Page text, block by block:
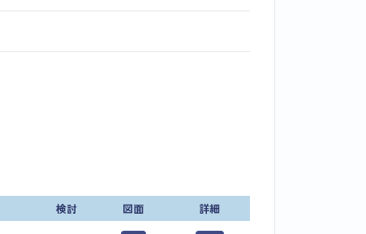
検討 図面 詳細